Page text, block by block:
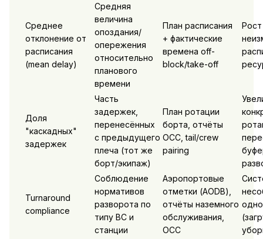
Среднее
отклонение от
расписания
(mean delay)
Средняя
величина
опоздания/
опережения
относительно
планового
времени
План расписания
+ фактические
времена off-
block/take-off
Доля
"каскадных"
задержек
Часть
задержек,
перенесённых
с предыдущего
плеча (тот же
борт/экипаж)
План ротации
борта, отчёты
OCC, tail/crew
pairing
Turnaround
compliance
Соблюдение
нормативов
разворота по
типу ВС и
станции
Аэропортовые
отметки (AODB),
отчёты наземного
обслуживания,
OCC